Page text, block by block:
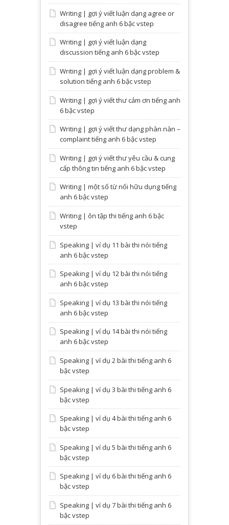
Writing | gợi ý viết luận dạng agree or
disagree tiếng anh 6 bậc vstep
Writing | gợi ý viết luận dạng
discussion tiếng anh 6 bậc vstep
Writing | gợi ý viết luận dạng problem &
solution tiếng anh 6 bậc vstep
Writing | gợi ý viết thư cảm ơn tiếng anh
6 bậc vstep
Writing | gợi ý viết thư dạng phàn nàn –
complaint tiếng anh 6 bậc vstep
Writing | gợi ý viết thư yêu cầu & cung
cấp thông tin tiếng anh 6 bậc vstep
Writing | một số từ nối hữu dụng tiếng
anh 6 bậc vstep
Writing | ôn tập thi tiếng anh 6 bậc
vstep
Speaking | ví dụ 11 bài thi nói tiếng
anh 6 bậc vstep
Speaking | ví dụ 12 bài thi nói tiếng
anh 6 bậc vstep
Speaking | ví dụ 13 bài thi nói tiếng
anh 6 bậc vstep
Speaking | ví dụ 14 bài thi nói tiếng
anh 6 bậc vstep
Speaking | ví dụ 2 bài thi tiếng anh 6
bậc vstep
Speaking | ví dụ 3 bài thi tiếng anh 6
bậc vstep
Speaking | ví dụ 4 bài thi tiếng anh 6
bậc vstep
Speaking | ví dụ 5 bài thi tiếng anh 6
bậc vstep
Speaking | ví dụ 6 bài thi tiếng anh 6
bậc vstep
Speaking | ví dụ 7 bài thi tiếng anh 6
bậc vstep